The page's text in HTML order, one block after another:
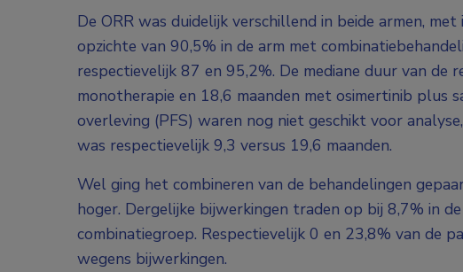
De ORR was duidelijk verschillend in beide armen,
opzichte van 90,5% in de arm met
respectievelijk 87 en 95,2%. De mediane duur van de
monotherapie en 18,6 maanden met osimertinib plus
overleving (PFS) waren nog niet geschikt voor
was respectievelijk 9,3 versus 19,6 maanden.
Wel ging het combineren van de behandelingen
hoger. Dergelijke bijwerkingen traden op bij 8,7% in
combinatiegroep. Respectievelijk 0 en 23,8% van de
wegens bijwerkingen.